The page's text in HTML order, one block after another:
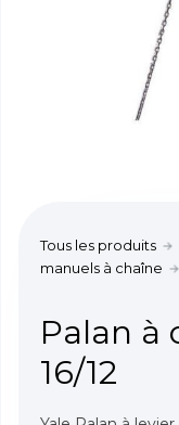
Tous les produits
manuels à chaîne
Palan à
16/12